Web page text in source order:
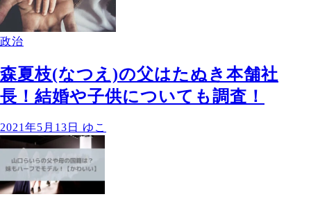
政治
森夏枝(なつえ)の父はたぬき本舗社
長！結婚や子供についても調査！
2021年5月13日 ゆこ